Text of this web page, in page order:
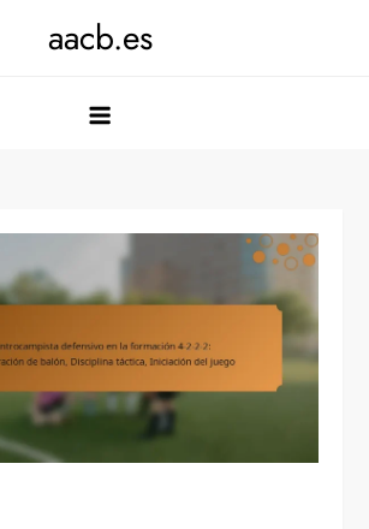
aacb.es